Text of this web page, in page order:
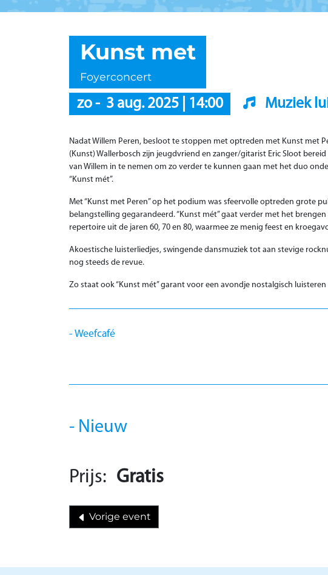
Kunst met
Foyerconcert
zo- 3 aug. 2025| 14:00 Muziek
Nadat Willem Peren, besloot te stoppen met optreden met Kunst met
(Kunst) Wallerbosch zijn jeugdvriend en zanger/gitarist Eric Sloot
van Willem in te nemen om zo verder te kunnen gaan met het duo
“Kunst mét”.
Met “Kunst met Peren” op het podium was sfeervolle optreden grote
belangstelling gegarandeerd. “Kunst mét” gaat verder met het
repertoire uit de jaren 60, 70 en 80, waarmee ze menig feest en
Akoestische luisterliedjes, swingende dansmuziek tot aan stevige
nog steeds de revue.
Zo staat ook “Kunst mét” garant voor een avondje nostalgisch luisteren
Weefcafé
Nieuw
Prijs: Gratis
Vorige event